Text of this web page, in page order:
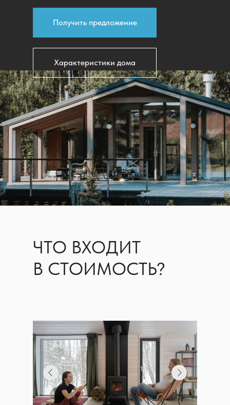
Получить предложение
Характеристики дома
ЧТО ВХОДИТ
В СТОИМОСТЬ?